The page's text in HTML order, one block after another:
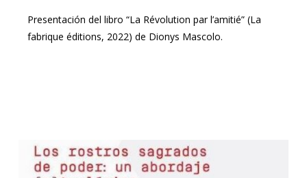
Presentación del libro “La Révolution par l’amitié” (La
fabrique éditions, 2022) de Dionys Mascolo.